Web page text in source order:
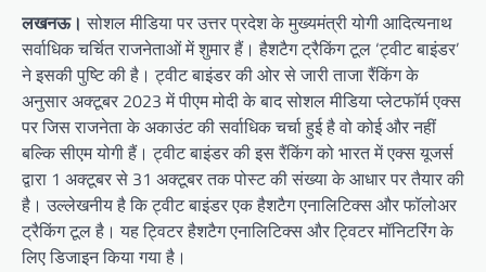
लखनऊ। सोशल मीडिया पर उत्तर प्रदेश के मुख्यमंत्री योगी आदित्यनाथ
सर्वाधिक चर्चित राजनेताओं में शुमार हैं। हैशटैग ट्रैकिंग टूल ‘ट्वीट बाइंडर’
ने इसकी पुष्टि की है। ट्वीट बाइंडर की ओर से जारी ताजा रैंकिंग के
अनुसार अक्टूबर 2023 में पीएम मोदी के बाद सोशल मीडिया प्लेटफॉर्म एक्स
पर जिस राजनेता के अकाउंट की सर्वाधिक चर्चा हुई है वो कोई और नहीं
बल्कि सीएम योगी हैं। ट्वीट बाइंडर की इस रैंकिंग को भारत में एक्स यूजर्स
द्वारा 1 अक्टूबर से 31 अक्टूबर तक पोस्ट की संख्या के आधार पर तैयार की
है। उल्लेखनीय है कि ट्वीट बाइंडर एक हैशटैग एनालिटिक्स और फॉलोअर
ट्रैकिंग टूल है। यह ट्विटर हैशटैग एनालिटिक्स और ट्विटर मॉनिटरिंग के
लिए डिजाइन किया गया है।